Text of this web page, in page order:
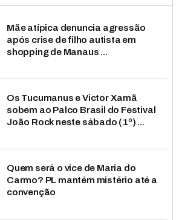
Mãe atípica denuncia agressão
após crise de filho autista em
shopping de Manaus ...
Os Tucumanus e Victor Xamã
sobem ao Palco Brasil do Festival
João Rock neste sábado (1º) ...
Quem será o vice de Maria do
Carmo? PL mantém mistério até a
convenção